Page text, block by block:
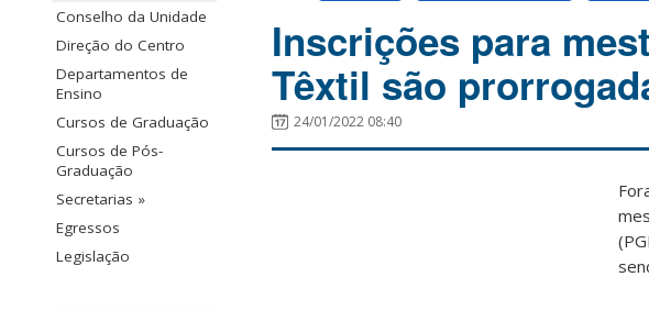
Conselho da Unidade
Direção do Centro
Departamentos de
Ensino
Cursos de Graduação
Cursos de Pós-
Graduação
Secretarias »
Egressos
Legislação
Inscrições para
Têxtil são
24/01/2022 08:40